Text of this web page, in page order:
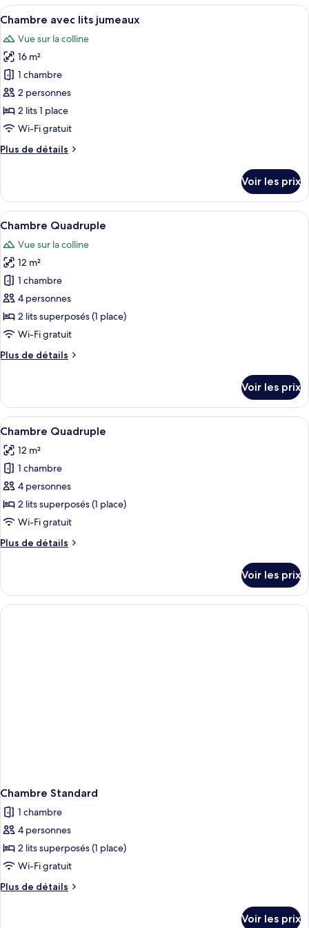
type
de
Chambre
Quadruple
Familiale
Afficher
toutes
les
photos
pour
ce
type
de
chambre :
Chambre
jumeaux
Une chambre d’hôtel avec deux lits,
11
Chambre avec lits jumeaux
Vue sur la colline
16 m²
1 chambre
2 personnes
2 lits 1 place
Wi-Fi gratuit
Plus de détails
Plus
le
type
de
Chambre
avec
lits
jumeaux
Voir les prix
Afficher
toutes
les
photos
pour
ce
type
de
chambre :
Chambre
Une chambre avec deux lits
6
Chambre Quadruple
Vue sur la colline
12 m²
1 chambre
4 personnes
2 lits superposés (1 place)
Wi-Fi gratuit
Plus de détails
Plus
le
type
de
Chambre
Quadruple
Voir les prix
Afficher
toutes
les
photos
pour
ce
type
chambre :
Une chambre avec deux lits
9
Chambre Quadruple
12 m²
1 chambre
4 personnes
2 lits superposés (1 place)
Wi-Fi gratuit
Plus de détails
Plus
le
type
de
Voir les prix
Chambre Standard
1 chambre
4 personnes
2 lits superposés (1 place)
Wi-Fi gratuit
Plus de détails
Plus
Voir les prix